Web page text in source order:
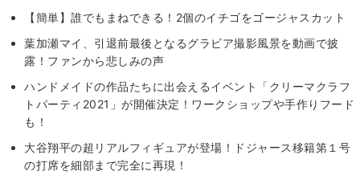
【簡単】誰でもまねできる！2個のイチゴをゴージャスカット
葉加瀬マイ、引退前最後となるグラビア撮影風景を動画で披
露！ファンから悲しみの声
ハンドメイドの作品たちに出会えるイベント「クリーマクラフ
トパーティ2021」が開催決定！ワークショップや手作りフード
も！
大谷翔平の超リアルフィギュアが登場！ドジャース移籍第１号
の打席を細部まで完全に再現！